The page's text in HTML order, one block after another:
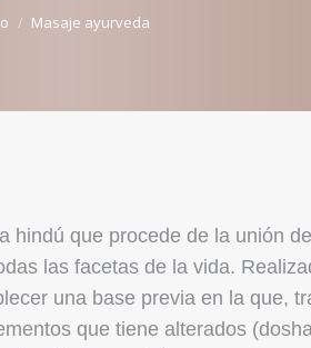
aquí:
Masaje ayurveda
que procede de la unión de
las facetas de la vida.
una base previa en la que,
que tiene alterados